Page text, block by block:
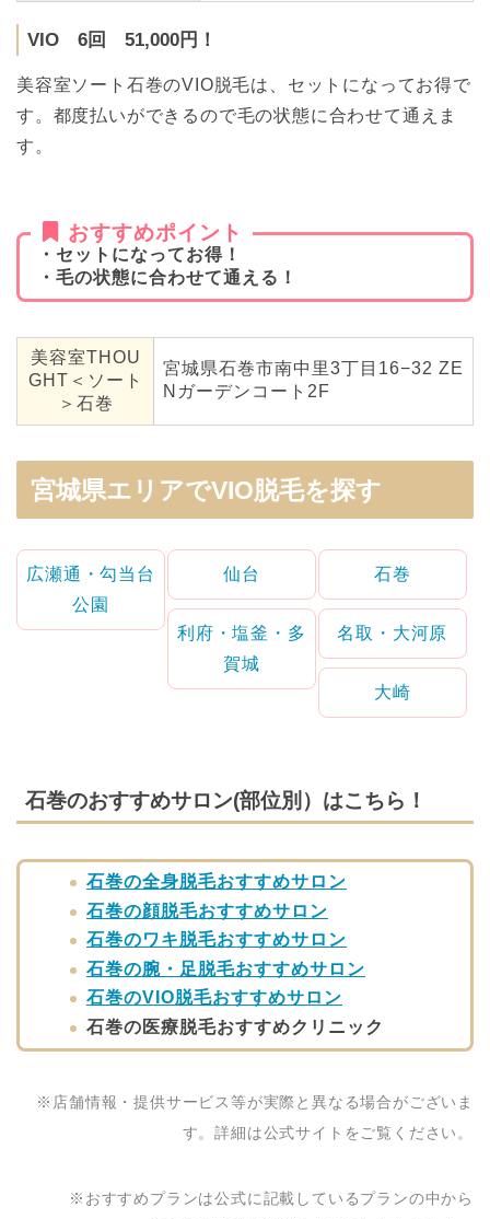
VIO 6回 51,000円！
美容室ソート石巻のVIO脱毛は、セットになってお得で
す。都度払いができるので毛の状態に合わせて通えま
す。
おすすめポイント
・セットになってお得！
・毛の状態に合わせて通える！
美容室THOU
GHT＜ソート
＞石巻
宮城県石巻市南中里3丁目16−32 ZE
Nガーデンコート2F
宮城県エリアでVIO脱毛を探す
広瀬通・勾当台
公園
仙台 石巻
利府・塩釜・多
賀城
名取・大河原
大崎
石巻のおすすめサロン(部位別）はこちら！
石巻の全身脱毛おすすめサロン
石巻の顔脱毛おすすめサロン
石巻のワキ脱毛おすすめサロン
石巻の腕・足脱毛おすすめサロン
石巻のVIO脱毛おすすめサロン
石巻の医療脱毛おすすめクリニック
※店舗情報・提供サービス等が実際と異なる場合がございま
す。詳細は公式サイトをご覧ください。
※おすすめプランは公式に記載しているプランの中から